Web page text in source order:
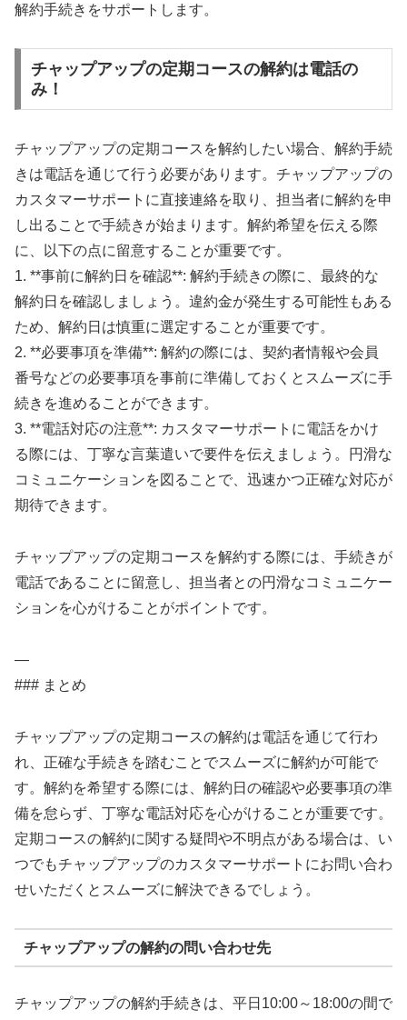
解約手続きをサポートします。
チャップアップの定期コースの解約は電話の
み！
チャップアップの定期コースを解約したい場合、解約手続
きは電話を通じて行う必要があります。チャップアップの
カスタマーサポートに直接連絡を取り、担当者に解約を申
し出ることで手続きが始まります。解約希望を伝える際
に、以下の点に留意することが重要です。
1. **事前に解約日を確認**: 解約手続きの際に、最終的な
解約日を確認しましょう。違約金が発生する可能性もある
ため、解約日は慎重に選定することが重要です。
2. **必要事項を準備**: 解約の際には、契約者情報や会員
番号などの必要事項を事前に準備しておくとスムーズに手
続きを進めることができます。
3. **電話対応の注意**: カスタマーサポートに電話をかけ
る際には、丁寧な言葉遣いで要件を伝えましょう。円滑な
コミュニケーションを図ることで、迅速かつ正確な対応が
期待できます。
チャップアップの定期コースを解約する際には、手続きが
電話であることに留意し、担当者との円滑なコミュニケー
ションを心がけることがポイントです。
—
### まとめ
チャップアップの定期コースの解約は電話を通じて行わ
れ、正確な手続きを踏むことでスムーズに解約が可能で
す。解約を希望する際には、解約日の確認や必要事項の準
備を怠らず、丁寧な電話対応を心がけることが重要です。
定期コースの解約に関する疑問や不明点がある場合は、い
つでもチャップアップのカスタマーサポートにお問い合わ
せいただくとスムーズに解決できるでしょう。
チャップアップの解約の問い合わせ先
チャップアップの解約手続きは、平日10:00～18:00の間で